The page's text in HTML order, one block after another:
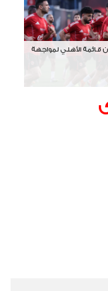
قائمة الأهلي لمواجهة